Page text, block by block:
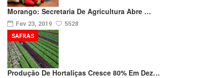
Morango: Secretaria De Agricultura Abre …
Fev 23, 2019 5528
Produção De Hortaliças Cresce 80% Em Dez…
SAFRAS